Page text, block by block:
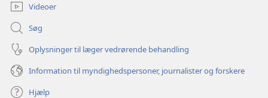
Videoer
Søg
Oplysninger til læger vedrørende behandling
Information til myndighedspersoner, journalister og forskere
Hjælp